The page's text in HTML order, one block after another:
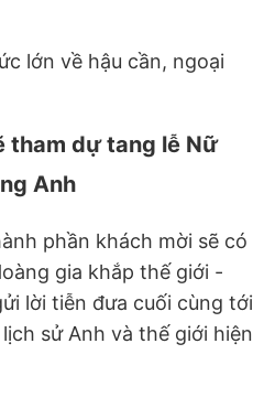
lớn về hậu cần, ngoại
tham dự tang lễ Nữ
Anh
phần khách mời sẽ có
gia khắp thế giới -
lời tiễn đưa cuối cùng tới
sử Anh và thế giới hiện